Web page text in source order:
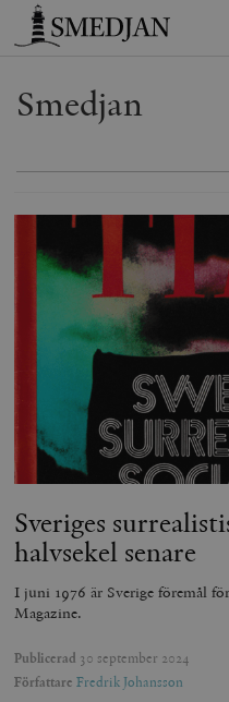
Timbro
Smedjan
Sveriges
halvsekel senare
I juni 1976 är Sverige föremål
Magazine.
Publicerad 30 september 2024
Författare Fredrik Johansson